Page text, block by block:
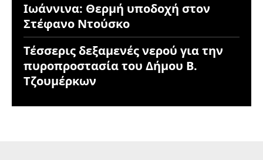
Ιωάννινα: Θερμή υποδοχή στον
Στέφανο Ντούσκο
Τέσσερις δεξαμενές νερού για την
πυροπροστασία του Δήμου Β.
Τζουμέρκων